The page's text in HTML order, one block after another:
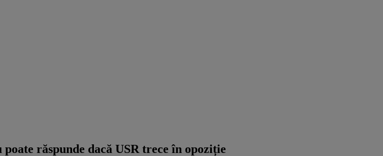
răspunde dacă USR trece în opoziție